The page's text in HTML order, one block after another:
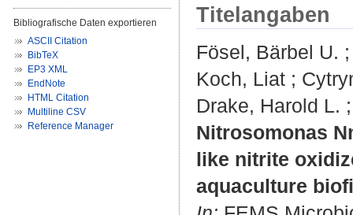
Bibliografische Daten exportieren
ASCII Citation
BibTeX
EP3 XML
EndNote
HTML Citation
Multiline CSV
Reference Manager
Titelangaben
Fösel, Bärbel U.
Koch, Liat ;
Drake, Harold L.
Nitrosomonas
like nitrite
aquaculture